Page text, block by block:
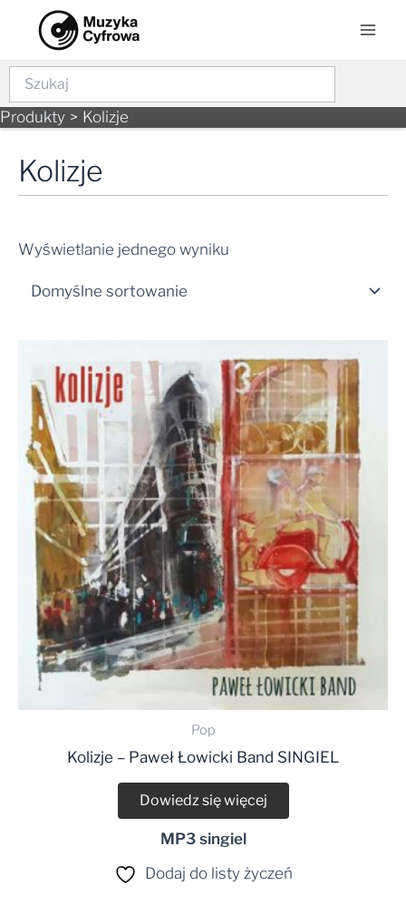
content
Szukaj
Produkty Kolizje
Kolizje
Wyświetlanie jednego wyniku
Pop
Kolizje – Paweł Łowicki Band SINGIEL
Dowiedz się więcej
MP3 singiel
Dodaj do listy życzeń